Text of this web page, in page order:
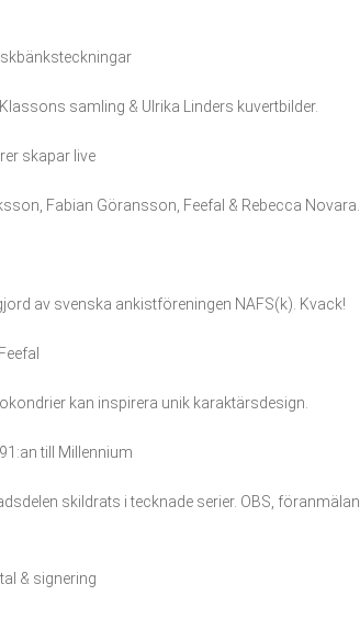
samling & Ulrika Linders kuvertbilder.
skapar live
Fabian Göransson, Feefal & Rebecca Novara.
av svenska ankistföreningen NAFS(k). Kvack!
kan inspirera unik karaktärsdesign.
till Millennium
skildrats i tecknade serier. OBS, föranmälan
& signering